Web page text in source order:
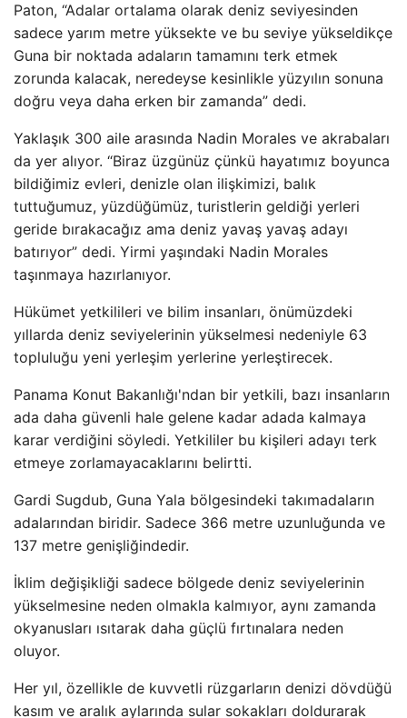
Paton, “Adalar ortalama olarak deniz seviyesinden
sadece yarım metre yüksekte ve bu seviye yükseldikçe
Guna bir noktada adaların tamamını terk etmek
zorunda kalacak, neredeyse kesinlikle yüzyılın sonuna
doğru veya daha erken bir zamanda” dedi.
Yaklaşık 300 aile arasında Nadin Morales ve akrabaları
da yer alıyor. “Biraz üzgünüz çünkü hayatımız boyunca
bildiğimiz evleri, denizle olan ilişkimizi, balık
tuttuğumuz, yüzdüğümüz, turistlerin geldiği yerleri
geride bırakacağız ama deniz yavaş yavaş adayı
batırıyor” dedi. Yirmi yaşındaki Nadin Morales
taşınmaya hazırlanıyor.
Hükümet yetkilileri ve bilim insanları, önümüzdeki
yıllarda deniz seviyelerinin yükselmesi nedeniyle 63
topluluğu yeni yerleşim yerlerine yerleştirecek.
Panama Konut Bakanlığı'ndan bir yetkili, bazı insanların
ada daha güvenli hale gelene kadar adada kalmaya
karar verdiğini söyledi. Yetkililer bu kişileri adayı terk
etmeye zorlamayacaklarını belirtti.
Gardi Sugdub, Guna Yala bölgesindeki takımadaların
adalarından biridir. Sadece 366 metre uzunluğunda ve
137 metre genişliğindedir.
İklim değişikliği sadece bölgede deniz seviyelerinin
yükselmesine neden olmakla kalmıyor, aynı zamanda
okyanusları ısıtarak daha güçlü fırtınalara neden
oluyor.
Her yıl, özellikle de kuvvetli rüzgarların denizi dövdüğü
kasım ve aralık aylarında sular sokakları doldurarak